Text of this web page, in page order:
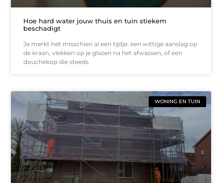
Hoe hard water jouw thuis en tuin stiekem
beschadigt
Je merkt het misschien al een tijdje: een wittige aanslag op
de kraan, vlekken op je glazen na het afwassen, of een
douchekop die steeds
WONING EN TUIN